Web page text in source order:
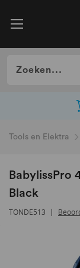
Tools en Elektra
BabylissPro
Black
TONDE513